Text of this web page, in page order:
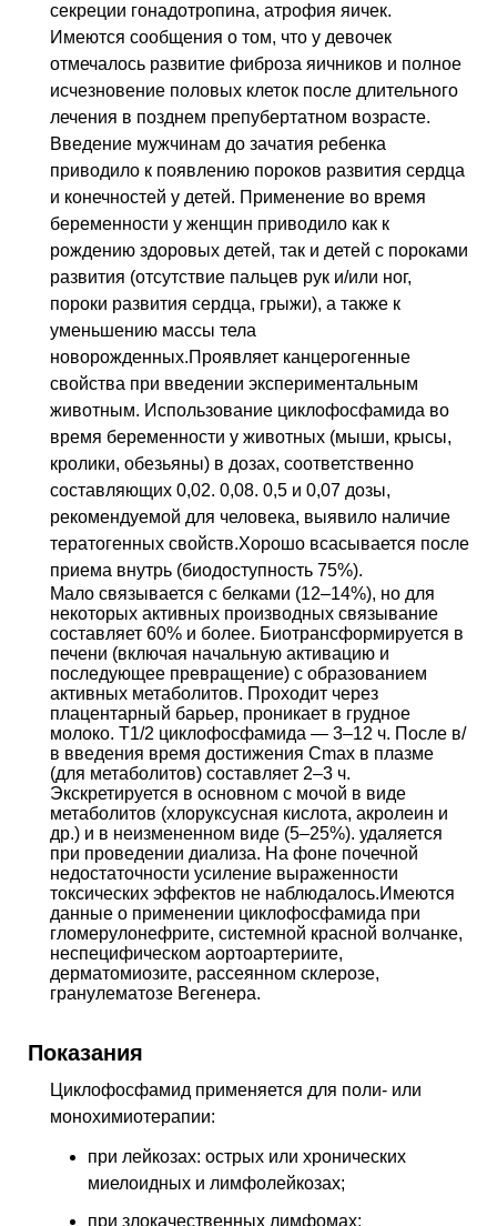
секреции гонадотропина, атрофия яичек.
Имеются сообщения о том, что у девочек
отмечалось развитие фиброза яичников и полное
исчезновение половых клеток после длительного
лечения в позднем препубертатном возрасте.
Введение мужчинам до зачатия ребенка
приводило к появлению пороков развития сердца
и конечностей у детей. Применение во время
беременности у женщин приводило как к
рождению здоровых детей, так и детей с пороками
развития (отсутствие пальцев рук и/или ног,
пороки развития сердца, грыжи), а также к
уменьшению массы тела
новорожденных.Проявляет канцерогенные
свойства при введении экспериментальным
животным. Использование циклофосфамида во
время беременности у животных (мыши, крысы,
кролики, обезьяны) в дозах, соответственно
составляющих 0,02. 0,08. 0,5 и 0,07 дозы,
рекомендуемой для человека, выявило наличие
тератогенных свойств.Хорошо всасывается после
приема внутрь (биодоступность 75%).
Мало связывается с белками (12–14%), но для
некоторых активных производных связывание
составляет 60% и более. Биотрансформируется в
печени (включая начальную активацию и
последующее превращение) с образованием
активных метаболитов. Проходит через
плацентарный барьер, проникает в грудное
молоко. Т1/2 циклофосфамида — 3–12 ч. После в/
в введения время достижения Cmax в плазме
(для метаболитов) составляет 2–3 ч.
Экскретируется в основном с мочой в виде
метаболитов (хлоруксусная кислота, акролеин и
др.) и в неизмененном виде (5–25%). удаляется
при проведении диализа. На фоне почечной
недостаточности усиление выраженности
токсических эффектов не наблюдалось.Имеются
данные о применении циклофосфамида при
гломерулонефрите, системной красной волчанке,
неспецифическом аортоартериите,
дерматомиозите, рассеянном склерозе,
гранулематозе Вегенера.
Показания
Циклофосфамид применяется для поли- или
монохимиотерапии:
при лейкозах: острых или хронических
миелоидных и лимфолейкозах;
при злокачественных лимфомах: